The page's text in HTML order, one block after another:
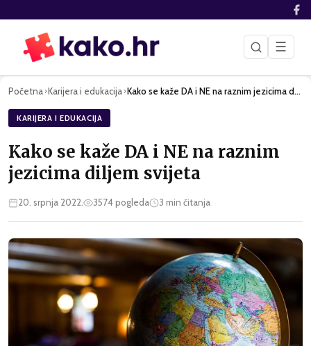
☰
Početna›Karijera i edukacija› Kako se kaže DA i NE na raznim jezicima diljem svijeta
KARIJERA I EDUKACIJA
Kako se kaže DA i NE na raznim
jezicima diljem svijeta
20. srpnja 2022. 3574pogleda 3 min čitanja